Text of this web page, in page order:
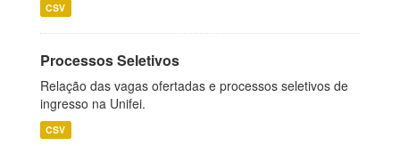
CSV
Processos Seletivos
Relação das vagas ofertadas e processos seletivos de
ingresso na Unifei.
CSV